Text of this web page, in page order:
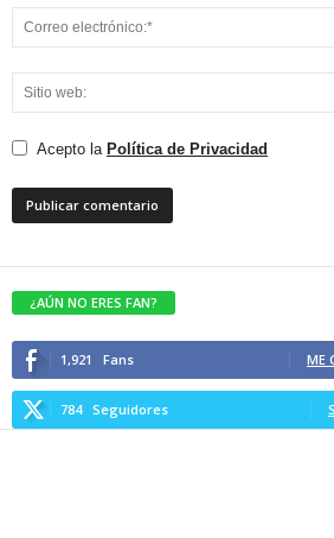
Acepto la Política de Privacidad
¿AÚN NO ERES FAN?
1,921 Fans ME
784 Seguidores